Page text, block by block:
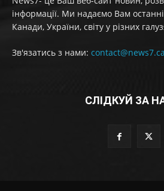
інформації. Ми надаємо Вам
Канади, України, світу у різних
Зв'язатись з нами: contact@news7.ca
СЛІДКУЙ ЗА